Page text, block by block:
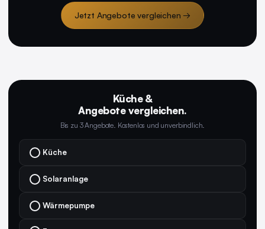
Jetzt Angebote vergleichen →
Küche &
Angebote vergleichen.
Bis zu 3 Angebote. Kostenlos und unverbindlich.
Küche
Solaranlage
Wärmepumpe